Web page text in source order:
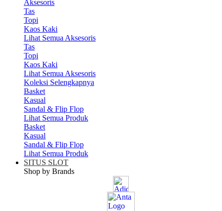
Aksesoris
Tas
Topi
Kaos Kaki
Lihat Semua Aksesoris
Tas
Topi
Kaos Kaki
Lihat Semua Aksesoris
Koleksi Selengkapnya
Basket
Kasual
Sandal & Flip Flop
Lihat Semua Produk
Basket
Kasual
Sandal & Flip Flop
Lihat Semua Produk
SITUS SLOT
Shop by Brands